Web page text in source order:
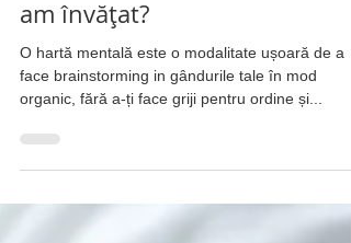
Cum putem reține mai ușor ce
am învățat?
O hartă mentală este o modalitate ușoară de a
organic, fără a-ți face griji pentru ordine și...